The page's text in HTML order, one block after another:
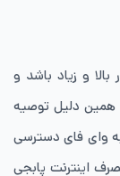
و زیاد باشد و
همین دلیل توصیه
وای‌ فای دسترسی
اینترنت پابجی